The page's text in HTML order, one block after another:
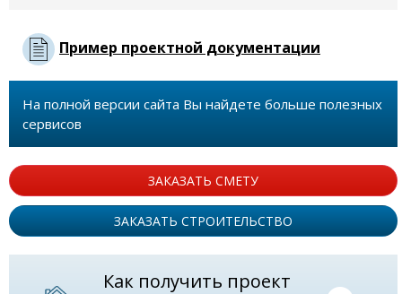
Пример проектной документации
На полной версии сайта Вы найдете больше полезных
сервисов
ЗАКАЗАТЬ СМЕТУ
ЗАКАЗАТЬ СТРОИТЕЛЬСТВО
Как получить проект